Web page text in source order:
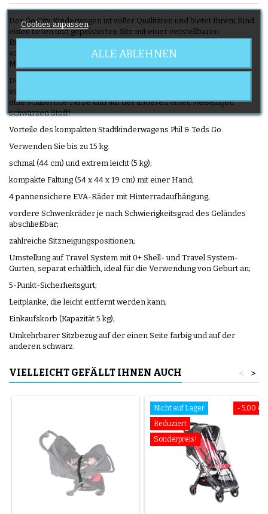
Der Go City Kinderwagen ist voller Qualitäten und bietet Ihrem Kind
einen tiefen und gepolsterten Sitz mit einer verstellbaren
Rückenlehne in mehreren Positionen, einschließlich einer
vollständig ausgefahrenen für die Verwendung ab den ersten
Monaten des Babys.
Der Go-Kinderwagen ist in verschiedenen Farben erhältlich und
verfügt über einen Sitz mit reversiblem Bezug: auf der einen Seite
eine schillernde Farbe und auf der anderen einen vielseitigen
schwarzen Stoff!
Vorteile des kompakten Stadtkinderwagens Phil & Teds Go:
Verwenden Sie bis zu 15 kg.
schmal (44 cm) und extrem leicht (5 kg);
kompakte Faltung (54 x 44 x 19 cm) mit einer Hand;
4 pannensichere EVA-Räder mit Hinterradaufhängung;
vordere Schwenkräder je nach Schwierigkeitsgrad des Geländes
abschließbar;
zahlreiche Sitzneigungspositionen;
Umstellung auf Travel System mit 0+ Shell- und Travel System-
Gurten, separat erhältlich, ideal für die Verwendung von Geburt an;
5-Punkt-Sicherheitsgurt;
Leitplanke, die leicht entfernt werden kann;
Einkaufskorb (Kapazität 5 kg);
Umkehrbarer Sitzbezug auf der einen Seite farbig und auf der
anderen schwarz.
VIELLEICHT GEFÄLLT IHNEN AUCH >
<
- 5,00 €
Nicht auf Lager
Reduziert
Sonderpreis!
Cookies anpassen
ALLE ABLEHNEN